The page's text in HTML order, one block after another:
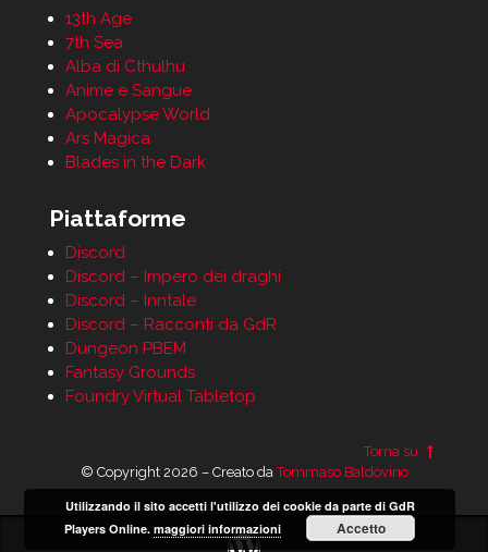
13th Age
7th Sea
Alba di Cthulhu
Anime e Sangue
Apocalypse World
Ars Magica
Blades in the Dark
Piattaforme
Discord
Discord – Impero dei draghi
Discord – Inntale
Discord – Racconti da GdR
Dungeon PBEM
Fantasy Grounds
Foundry Virtual Tabletop
Torna su
© Copyright 2026 – Creato daTommaso Baldovino
Utilizzando il sito accetti l'utilizzo dei cookie da parte di GdR
Players Online.maggiori informazioni Accetto